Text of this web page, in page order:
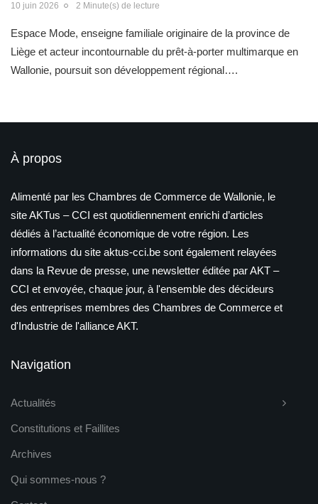
10 juin 2026 2 Minute(s) de lecture
Espace Mode, enseigne familiale originaire de la province de
Liège et acteur incontournable du prêt-à-porter multimarque en
Wallonie, poursuit son développement régional….
À propos
Alimenté par les Chambres de Commerce de Wallonie, le
site AKTus – CCI est quotidiennement enrichi d’articles
dédiés à l’actualité économique de votre région. Les
informations du site aktus-cci.be sont également relayées
dans la Revue de presse, une newsletter éditée par AKT –
CCI et envoyée, chaque jour, à l'ensemble des décideurs
des entreprises membres des Chambres de Commerce et
d'Industrie de l'alliance AKT.
Navigation
Actualités
Constitutions et Faillites
Archives
Qui sommes-nous ?